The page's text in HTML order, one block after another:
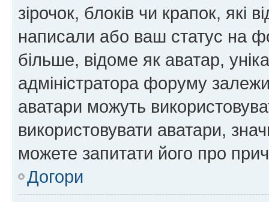
зірочок, блоків чи крапок, які
написали або ваш статус на
більше, відоме як аватар,
адміністратора форуму
аватари можуть
використовувати аватари,
можете запитати його про
Догори